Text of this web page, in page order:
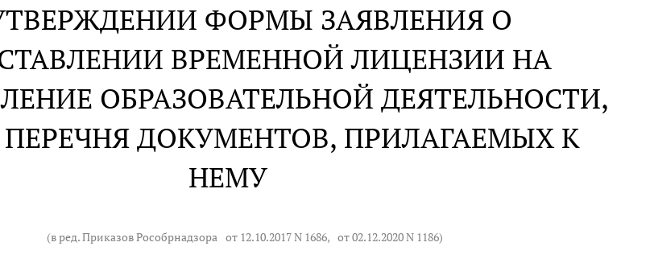
ФОРМЫ ЗАЯВЛЕНИЯ О
ВРЕМЕННОЙ ЛИЦЕНЗИИ НА
ОБРАЗОВАТЕЛЬНОЙ ДЕЯТЕЛЬНОСТИ,
ДОКУМЕНТОВ, ПРИЛАГАЕМЫХ К
НЕМУ
(в ред. Приказов Рособрнадзора от 12.10.2017 N 1686, от 02.12.2020 N 1186)